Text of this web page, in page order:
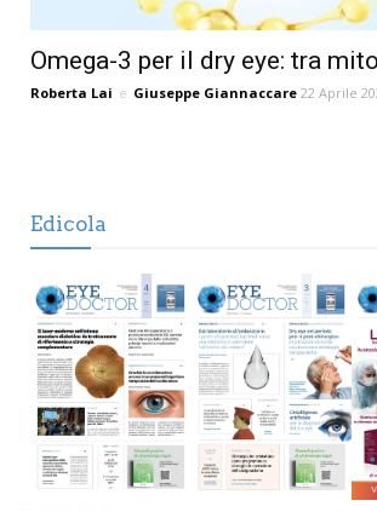
Omega-3 per il dry eye: tra
Roberta Lai e Giuseppe Giannaccare 22 Aprile
Edicola